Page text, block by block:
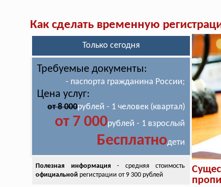
Как сделать временную
Только сегодня
Требуемые документы:
- паспорта гражданина России;
Цена услуг:
от 8 000рублей - 1 человек (квартал)
от 7 000рублей - 1 взрослый
Бесплатнодети
Полезная информация- средняя стоимость
официальной регистрации от 9 300 рублей